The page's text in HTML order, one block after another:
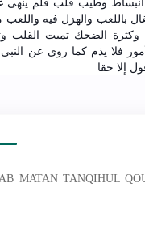
باللعب والهزل فيه
وكثرة الضحك تميت القلب
فلا يذم كما روي عن
إلا حقا
MATAN TANQIHUL